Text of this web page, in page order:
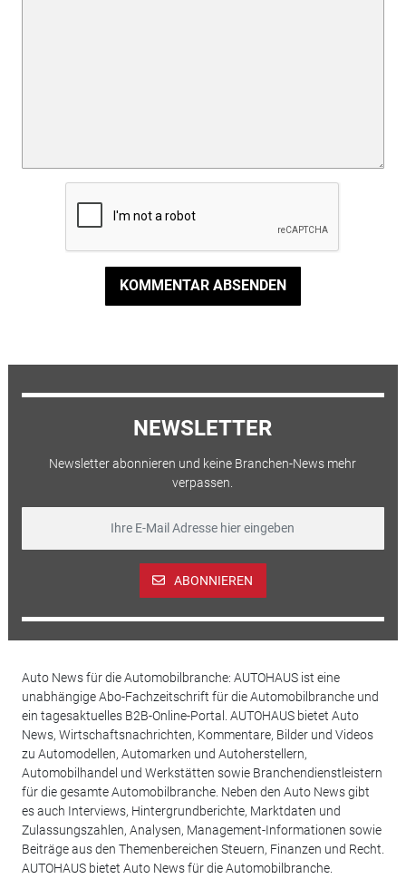
KOMMENTAR ABSENDEN
NEWSLETTER
Newsletter abonnieren und keine Branchen-News mehr
verpassen.
ABONNIEREN
Auto News für die Automobilbranche: AUTOHAUS ist eine
unabhängige Abo-Fachzeitschrift für die Automobilbranche und
ein tagesaktuelles B2B-Online-Portal. AUTOHAUS bietet Auto
News, Wirtschaftsnachrichten, Kommentare, Bilder und Videos
zu Automodellen, Automarken und Autoherstellern,
Automobilhandel und Werkstätten sowie Branchendienstleistern
für die gesamte Automobilbranche. Neben den Auto News gibt
es auch Interviews, Hintergrundberichte, Marktdaten und
Zulassungszahlen, Analysen, Management-Informationen sowie
Beiträge aus den Themenbereichen Steuern, Finanzen und Recht.
AUTOHAUS bietet Auto News für die Automobilbranche.